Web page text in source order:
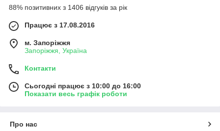
88% позитивних з 1406 відгуків за рік
Працює з 17.08.2016
м. Запоріжжя
Запоріжжя, Україна
Контакти
Сьогодні працює з 10:00 до 16:00
Показати весь графік роботи
Про нас